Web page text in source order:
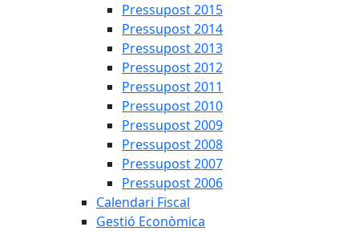
Pressupost 2015
Pressupost 2014
Pressupost 2013
Pressupost 2012
Pressupost 2011
Pressupost 2010
Pressupost 2009
Pressupost 2008
Pressupost 2007
Pressupost 2006
Calendari Fiscal
Gestió Econòmica